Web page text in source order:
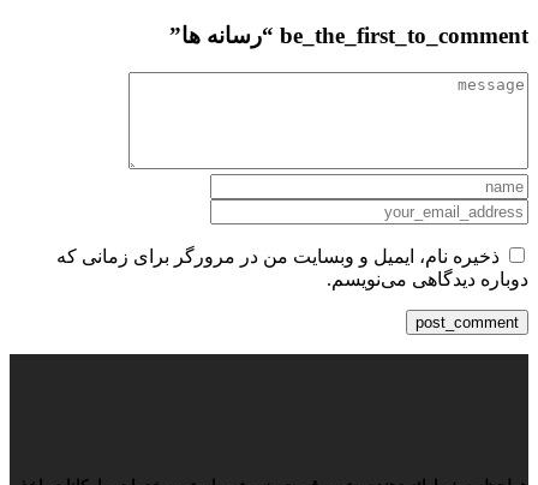
be_the_first_to_comment “رسانه ها”
ذخیره نام، ایمیل و وبسایت من در مرورگر برای زمانی که
دوباره دیدگاهی می‌نویسم.